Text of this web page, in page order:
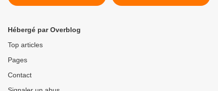
Hébergé par Overblog
Top articles
Pages
Contact